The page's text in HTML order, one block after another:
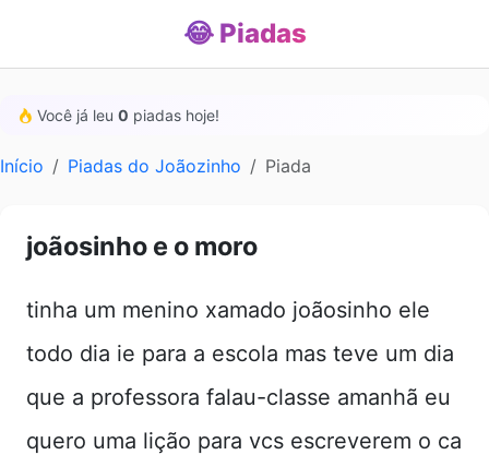
😂 Piadas
Você já leu 0 piadas hoje!
Início Piadas do Joãozinho Piada
joãosinho e o moro
tinha um menino xamado joãosinho ele
todo dia ie para a escola mas teve um dia
que a professora falau-classe amanhã eu
quero uma lição para vcs escreverem o ca